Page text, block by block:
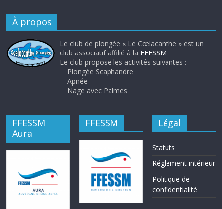
À propos
Le club de plongée « Le Cœlacanthe » est un
club associatif affilié à la FFESSM.
Le club propose les activités suivantes :
Plongée Scaphandre
Apnée
Nage avec Palmes
FFESSM
Aura
FFESSM Légal
Statuts
Réglement intérieur
Politique de
confidentialité